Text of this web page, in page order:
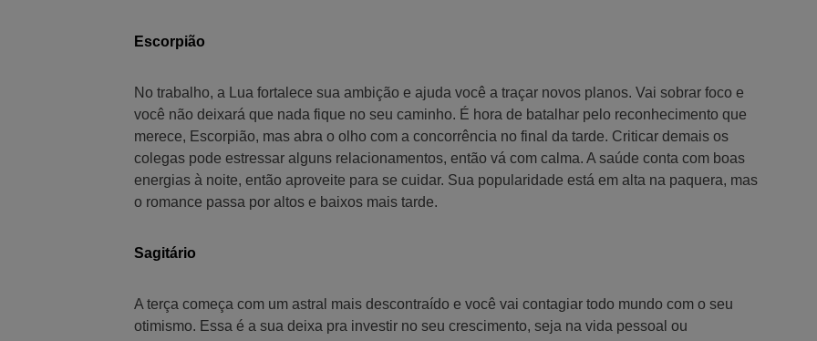
Escorpião
No trabalho, a Lua fortalece sua ambição e ajuda você a traçar novos planos. Vai sobrar foco e
você não deixará que nada fique no seu caminho. É hora de batalhar pelo reconhecimento que
merece, Escorpião, mas abra o olho com a concorrência no final da tarde. Criticar demais os
colegas pode estressar alguns relacionamentos, então vá com calma. A saúde conta com boas
energias à noite, então aproveite para se cuidar. Sua popularidade está em alta na paquera, mas
o romance passa por altos e baixos mais tarde.
Sagitário
A terça começa com um astral mais descontraído e você vai contagiar todo mundo com o seu
otimismo. Essa é a sua deixa pra investir no seu crescimento, seja na vida pessoal ou